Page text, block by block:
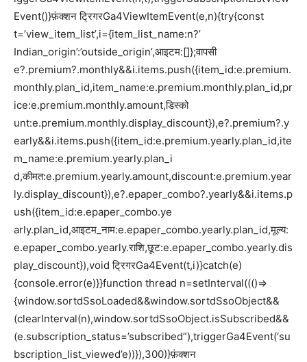
Event()}फ़ंक्शन ट्रिगरGa4ViewItemEvent(e,n){try{const
t=’view_item_list’,i={item_list_name:n?’
Indian_origin’:’outside_origin’,आइटम:[]};वापसी
e?.premium?.monthly&&i.items.push({item_id:e.premium.
monthly.plan_id,item_name:e.premium.monthly.plan_id,pr
ice:e.premium.monthly.amount,डिस्को
unt:e.premium.monthly.display_discount}),e?.premium?.y
early&&i.items.push({item_id:e.premium.yearly.plan_id,ite
m_name:e.premium.yearly.plan_i
d,कीमत:e.premium.yearly.amount,discount:e.premium.year
ly.display_discount}),e?.epaper_combo?.yearly&&i.items.p
ush({item_id:e.epaper_combo.ye
arly.plan_id,आइटम_नाम:e.epaper_combo.yearly.plan_id,मूल्य:
e.epaper_combo.yearly.राशि,छूट:e.epaper_combo.yearly.dis
play_discount}),void ट्रिगरGa4Event(t,i)}catch(e)
{console.error(e)}}function thread n=setInterval((()=>
{window.sortdSsoLoaded&&window.sortdSsoObject&&
(clearInterval(n),window.sortdSsoObject.isSubscribed&&
(e.subscription_status=’subscribed”),triggerGa4Event(‘su
bscription_list_viewed’e))}),300)}फ़ंक्शन